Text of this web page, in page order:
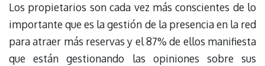
Los propietarios son cada vez más conscientes de lo
importante que es la gestión de la presencia en la red
para atraer más reservas y el 87% de ellos manifiesta
que están gestionando las opiniones sobre sus